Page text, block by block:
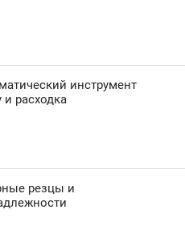
инструмент
и расходка
резцы и